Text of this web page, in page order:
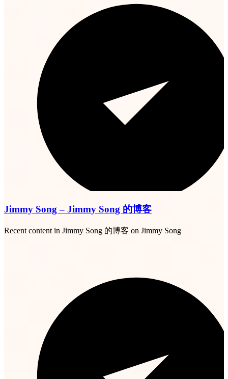
Jimmy Song – Jimmy Song 的博客
Recent content in Jimmy Song 的博客 on Jimmy Song